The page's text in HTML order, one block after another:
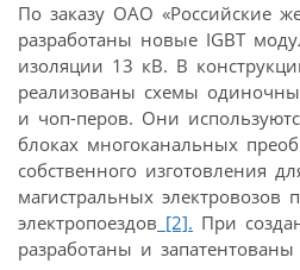
По заказу ОАО «Российские
разработаны новые IGBT
изоляции 13 кВ. В
реализованы схемы
и чоп-перов. Они
блоках многоканальных
собственного изготовления
магистральных электровозов
электропоездов [2]. При
разработаны и